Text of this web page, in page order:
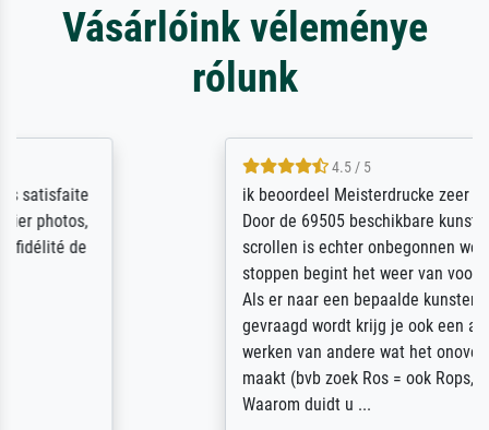
Vásárlóink véleménye
rólunk
ik beoordeel Meisterdrucke zeer positief.
Door de 69505 beschikbare kunstenaars
scrollen is echter onbegonnen werk (na
stoppen begint het weer van voor af aan).
Als er naar een bepaalde kunstenaar
gevraagd wordt krijg je ook een aantal
werken van andere wat het onoverzichtelijk
maakt (bvb zoek Ros = ook Rops, Rose etc).